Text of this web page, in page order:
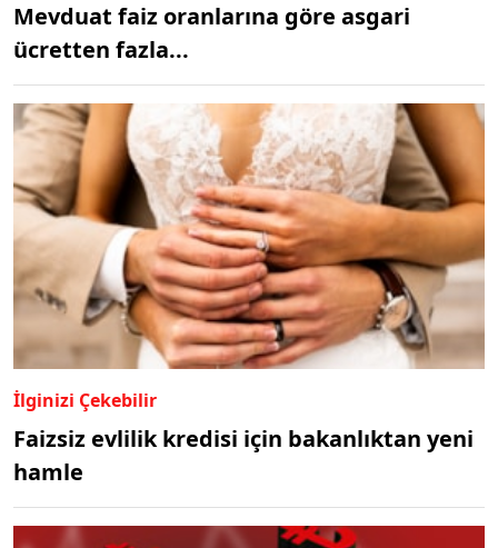
Mevduat faiz oranlarına göre asgari
ücretten fazla...
İlginizi Çekebilir
Faizsiz evlilik kredisi için bakanlıktan yeni
hamle